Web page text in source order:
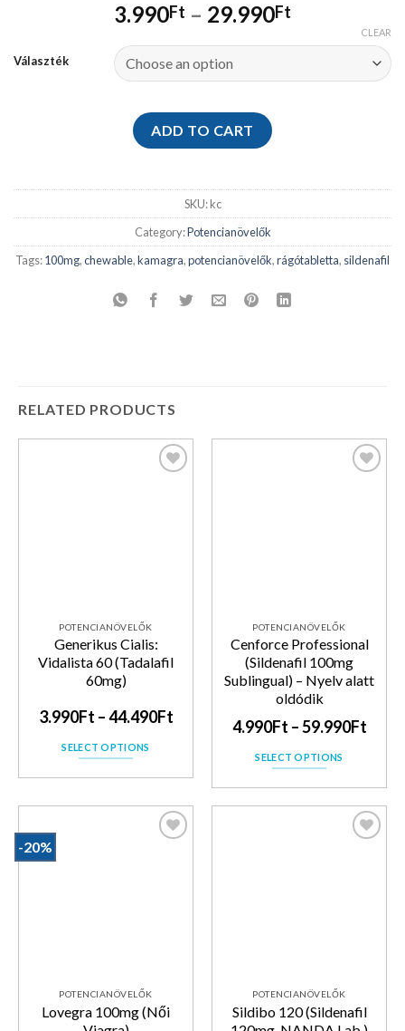
3.990Ft – 29.990Ft
Választék
CLEAR
ADD TO CART
SKU:kc
Category:Potencianövelők
Tags:100mg,chewable,kamagra,potencianövelők,rágótabletta, sildenafil
RELATED PRODUCTS
POTENCIANÖVELŐK
Generikus Cialis:
Vidalista 60 (Tadalafil
60mg)
3.990Ft –44.490Ft
SELECT OPTIONS
POTENCIANÖVELŐK
Cenforce Professional
(Sildenafil 100mg
Sublingual) – Nyelv alatt
oldódik
4.990Ft –59.990Ft
SELECT OPTIONS
-20%
POTENCIANÖVELŐK
Lovegra 100mg (Női
POTENCIANÖVELŐK
Sildibo 120 (Sildenafil